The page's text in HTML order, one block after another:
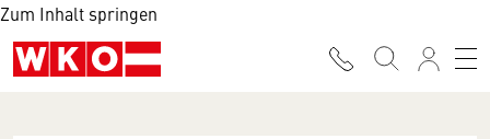
Zum Inhalt springen